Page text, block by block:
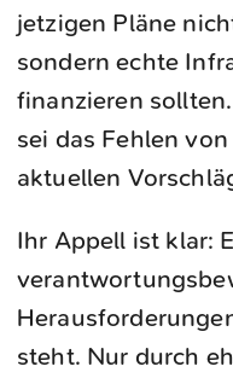
jetzigen Pläne
sondern echte
finanzieren
sei das Fehlen
aktuellen
Ihr Appell ist klar:
steht. Nur durch